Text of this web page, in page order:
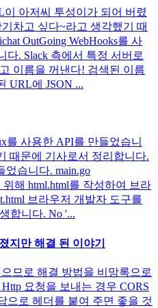
아저씨 투성이가 되어 버렸
차고 싶다~라고 생각했기 때
OutGoing WebHooks를 사
다. Slack 측에서 특정 서버로
이름을 꺼낸다! 검색된 이름
URL에 JSON ...
를 사용한 API를 만들었습니
때문에 기사로서 정리합니다.
었습니다. main.go
위해 html.html를 작성하여 브라
브라우저 개발자 도구를
합니다. No '...
지만 해결 된 이야기
으므로 해결 방법을 비망록으로
요청을 보내는 경우 CORS
으로 헤더를 붙여 주면 좋을 것